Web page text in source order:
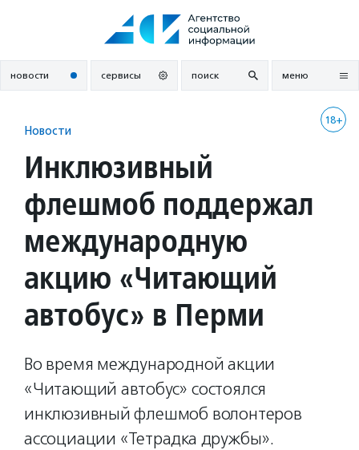
новости сервисы поиск меню
18+
Новости
Инклюзивный
флешмоб поддержал
международную
акцию «Читающий
автобус» в Перми
Во время международной акции
«Читающий автобус» состоялся
инклюзивный флешмоб волонтеров
ассоциации «Тетрадка дружбы».